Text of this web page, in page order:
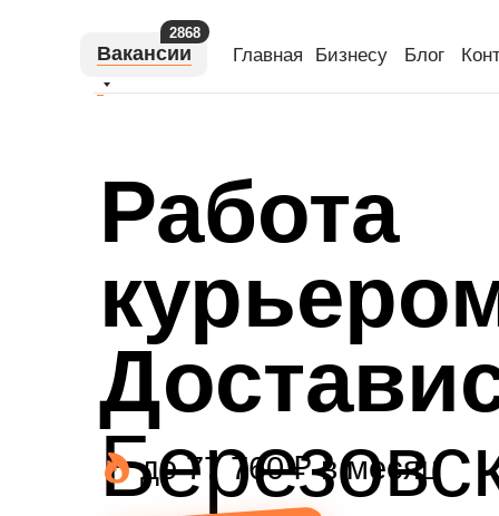
Блог
Главная Бизнесу
Вакансии
2868
Работа
до 77 760 ₽ в месяц